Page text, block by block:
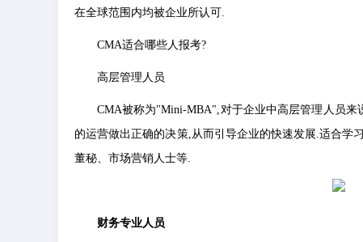
在全球范围内均被企业所认可.
CMA适合哪些人报考?
高层管理人员
CMA被称为"Mini-MBA",对于企业中高层管理人员来
的运营做出正确的决策,从而引导企业的快速发展.适合学
董秘、市场营销人士等.
财务专业人员